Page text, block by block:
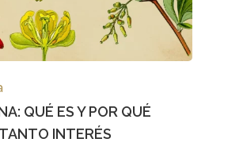
QUÉ ES Y POR QUÉ
INTERÉS